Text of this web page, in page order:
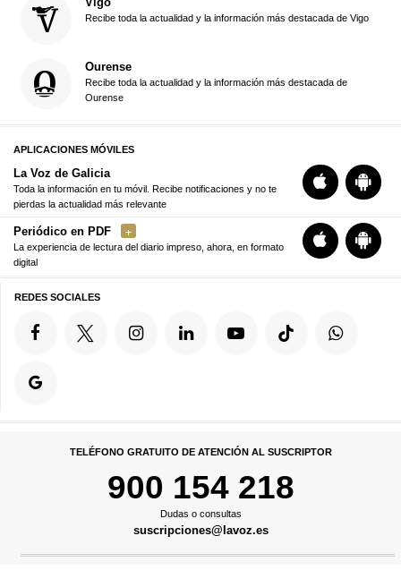
Recibe toda la actualidad y la información más destacada de Vigo
Ourense
Recibe toda la actualidad y la información más destacada de
Ourense
APLICACIONES MÓVILES
La Voz de Galicia
Toda la información en tu móvil. Recibe notificaciones y no te
pierdas la actualidad más relevante
Periódico en PDF
La experiencia de lectura del diario impreso, ahora, en formato
digital
REDES SOCIALES
TELÉFONO GRATUITO DE ATENCIÓN AL SUSCRIPTOR
900 154 218
Dudas o consultas
suscripciones@lavoz.es